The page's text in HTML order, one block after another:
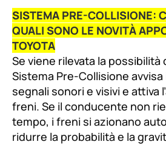
SISTEMA PRE-COLLISIONE:
QUALI SONO LE NOVITÀ
TOYOTA
Se viene rilevata la possibilità
Sistema Pre-Collisione
segnali sonori e visivi e attiva
freni. Se il conducente non
tempo, i freni si azionano
ridurre la probabilità e la